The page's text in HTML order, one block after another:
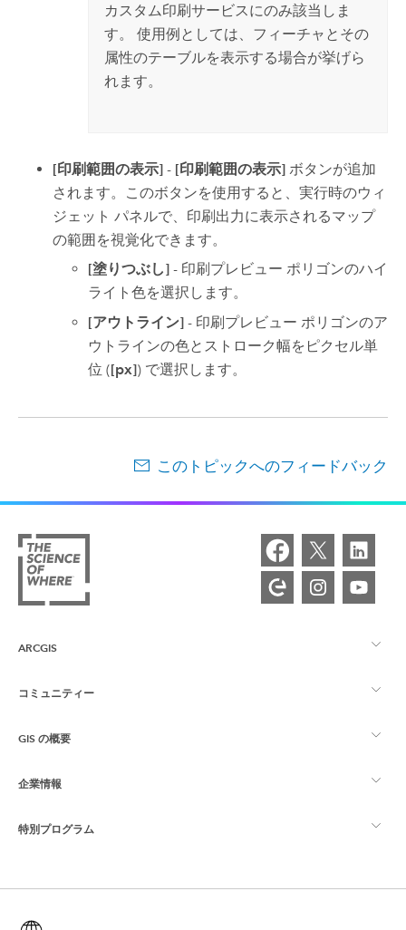
カスタム印刷サービスにのみ該当しま
す。 使用例としては、フィーチャとその
属性のテーブルを表示する場合が挙げら
れます。
[印刷範囲の表示] - [印刷範囲の表示] ボタンが追加
されます。このボタンを使用すると、実行時のウィ
ジェット パネルで、印刷出力に表示されるマップ
の範囲を視覚化できます。
[塗りつぶし] - 印刷プレビュー ポリゴンのハイ
ライト色を選択します。
[アウトライン] - 印刷プレビュー ポリゴンのア
ウトラインの色とストローク幅をピクセル単
位 ([px]) で選択します。
このトピックへのフィードバック
ARCGIS
ArcGIS の概要
マッピング
コミュニティー
Esri Community
ArcGIS ブログ
GIS の概要
GIS とは
ロケーション インテリジェンス
トレーニング
企業情報
Esri について
特別プログラム